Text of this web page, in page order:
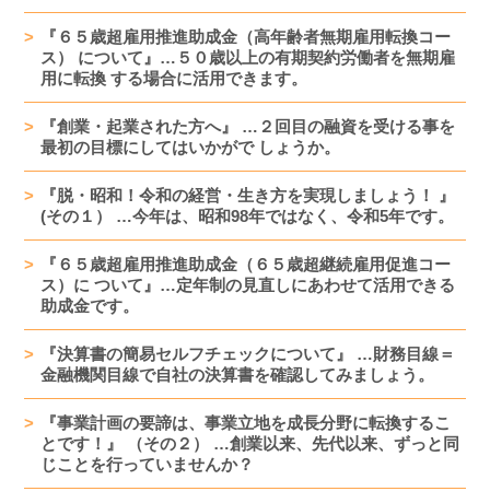
『６５歳超雇用推進助成金（高年齢者無期雇用転換コー
ス） について』…５０歳以上の有期契約労働者を無期雇
用に転換 する場合に活用できます。
『創業・起業された方へ』 …２回目の融資を受ける事を
最初の目標にしてはいかがで しょうか。
『脱・昭和！令和の経営・生き方を実現しましょう！ 』
(その１） …今年は、昭和98年ではなく、令和5年です。
『６５歳超雇用推進助成金（６５歳超継続雇用促進コー
ス）に ついて』…定年制の見直しにあわせて活用できる
助成金です。
『決算書の簡易セルフチェックについて』 …財務目線＝
金融機関目線で自社の決算書を確認してみましょう。
『事業計画の要諦は、事業立地を成長分野に転換するこ
とです！』 （その２） …創業以来、先代以来、ずっと同
じことを行っていませんか？